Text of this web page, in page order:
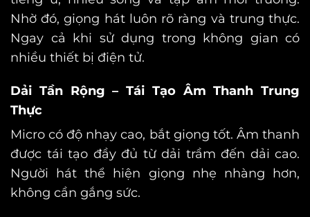
Nhờ đó, giọng hát luôn rõ ràng và trung thực.
Ngay cả khi sử dụng trong không gian có
nhiều thiết bị điện tử.
Dải Tần Rộng – Tái Tạo Âm Thanh Trung
Thực
Micro có độ nhạy cao, bắt giọng tốt. Âm thanh
được tái tạo đầy đủ từ dải trầm đến dải cao.
Người hát thể hiện giọng nhẹ nhàng hơn,
không cần gắng sức.